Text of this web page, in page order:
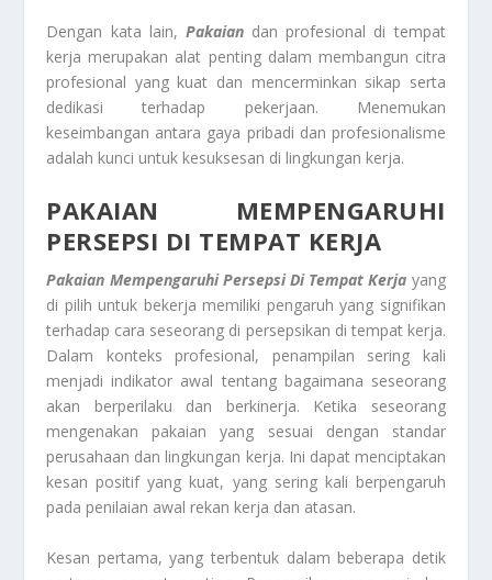
Dengan kata lain, Pakaiandan profesional di tempat
kerja merupakan alat penting dalam membangun citra
profesional yang kuat dan mencerminkan sikap serta
dedikasi terhadap pekerjaan. Menemukan
keseimbangan antara gaya pribadi dan profesionalisme
adalah kunci untuk kesuksesan di lingkungan kerja.
PAKAIAN MEMPENGARUHI
PERSEPSI DI TEMPAT KERJA
Pakaian Mempengaruhi Persepsi Di Tempat Kerja yang
di pilih untuk bekerja memiliki pengaruh yang signifikan
terhadap cara seseorang di persepsikan di tempat kerja.
Dalam konteks profesional, penampilan sering kali
menjadi indikator awal tentang bagaimana seseorang
akan berperilaku dan berkinerja. Ketika seseorang
mengenakan pakaian yang sesuai dengan standar
perusahaan dan lingkungan kerja. Ini dapat menciptakan
kesan positif yang kuat, yang sering kali berpengaruh
pada penilaian awal rekan kerja dan atasan.
Kesan pertama, yang terbentuk dalam beberapa detik